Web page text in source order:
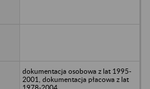
dokumentacja osobowa z lat 1995-
2001, dokumentacja płacowa z lat